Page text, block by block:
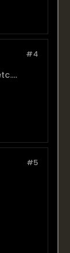
#4
#5